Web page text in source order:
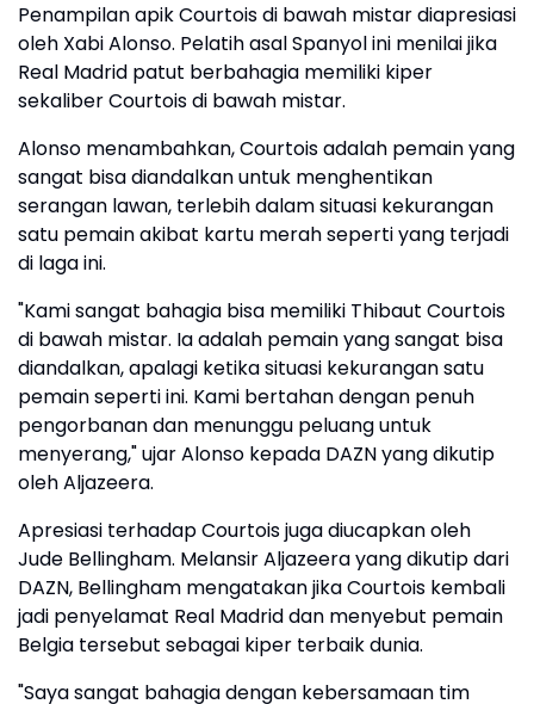
Penampilan apik Courtois di bawah mistar diapresiasi
oleh Xabi Alonso. Pelatih asal Spanyol ini menilai jika
Real Madrid patut berbahagia memiliki kiper
sekaliber Courtois di bawah mistar.
Alonso menambahkan, Courtois adalah pemain yang
sangat bisa diandalkan untuk menghentikan
serangan lawan, terlebih dalam situasi kekurangan
satu pemain akibat kartu merah seperti yang terjadi
di laga ini.
"Kami sangat bahagia bisa memiliki Thibaut Courtois
di bawah mistar. Ia adalah pemain yang sangat bisa
diandalkan, apalagi ketika situasi kekurangan satu
pemain seperti ini. Kami bertahan dengan penuh
pengorbanan dan menunggu peluang untuk
menyerang," ujar Alonso kepada DAZN yang dikutip
oleh Aljazeera.
Apresiasi terhadap Courtois juga diucapkan oleh
Jude Bellingham. Melansir Aljazeera yang dikutip dari
DAZN, Bellingham mengatakan jika Courtois kembali
jadi penyelamat Real Madrid dan menyebut pemain
Belgia tersebut sebagai kiper terbaik dunia.
"Saya sangat bahagia dengan kebersamaan tim